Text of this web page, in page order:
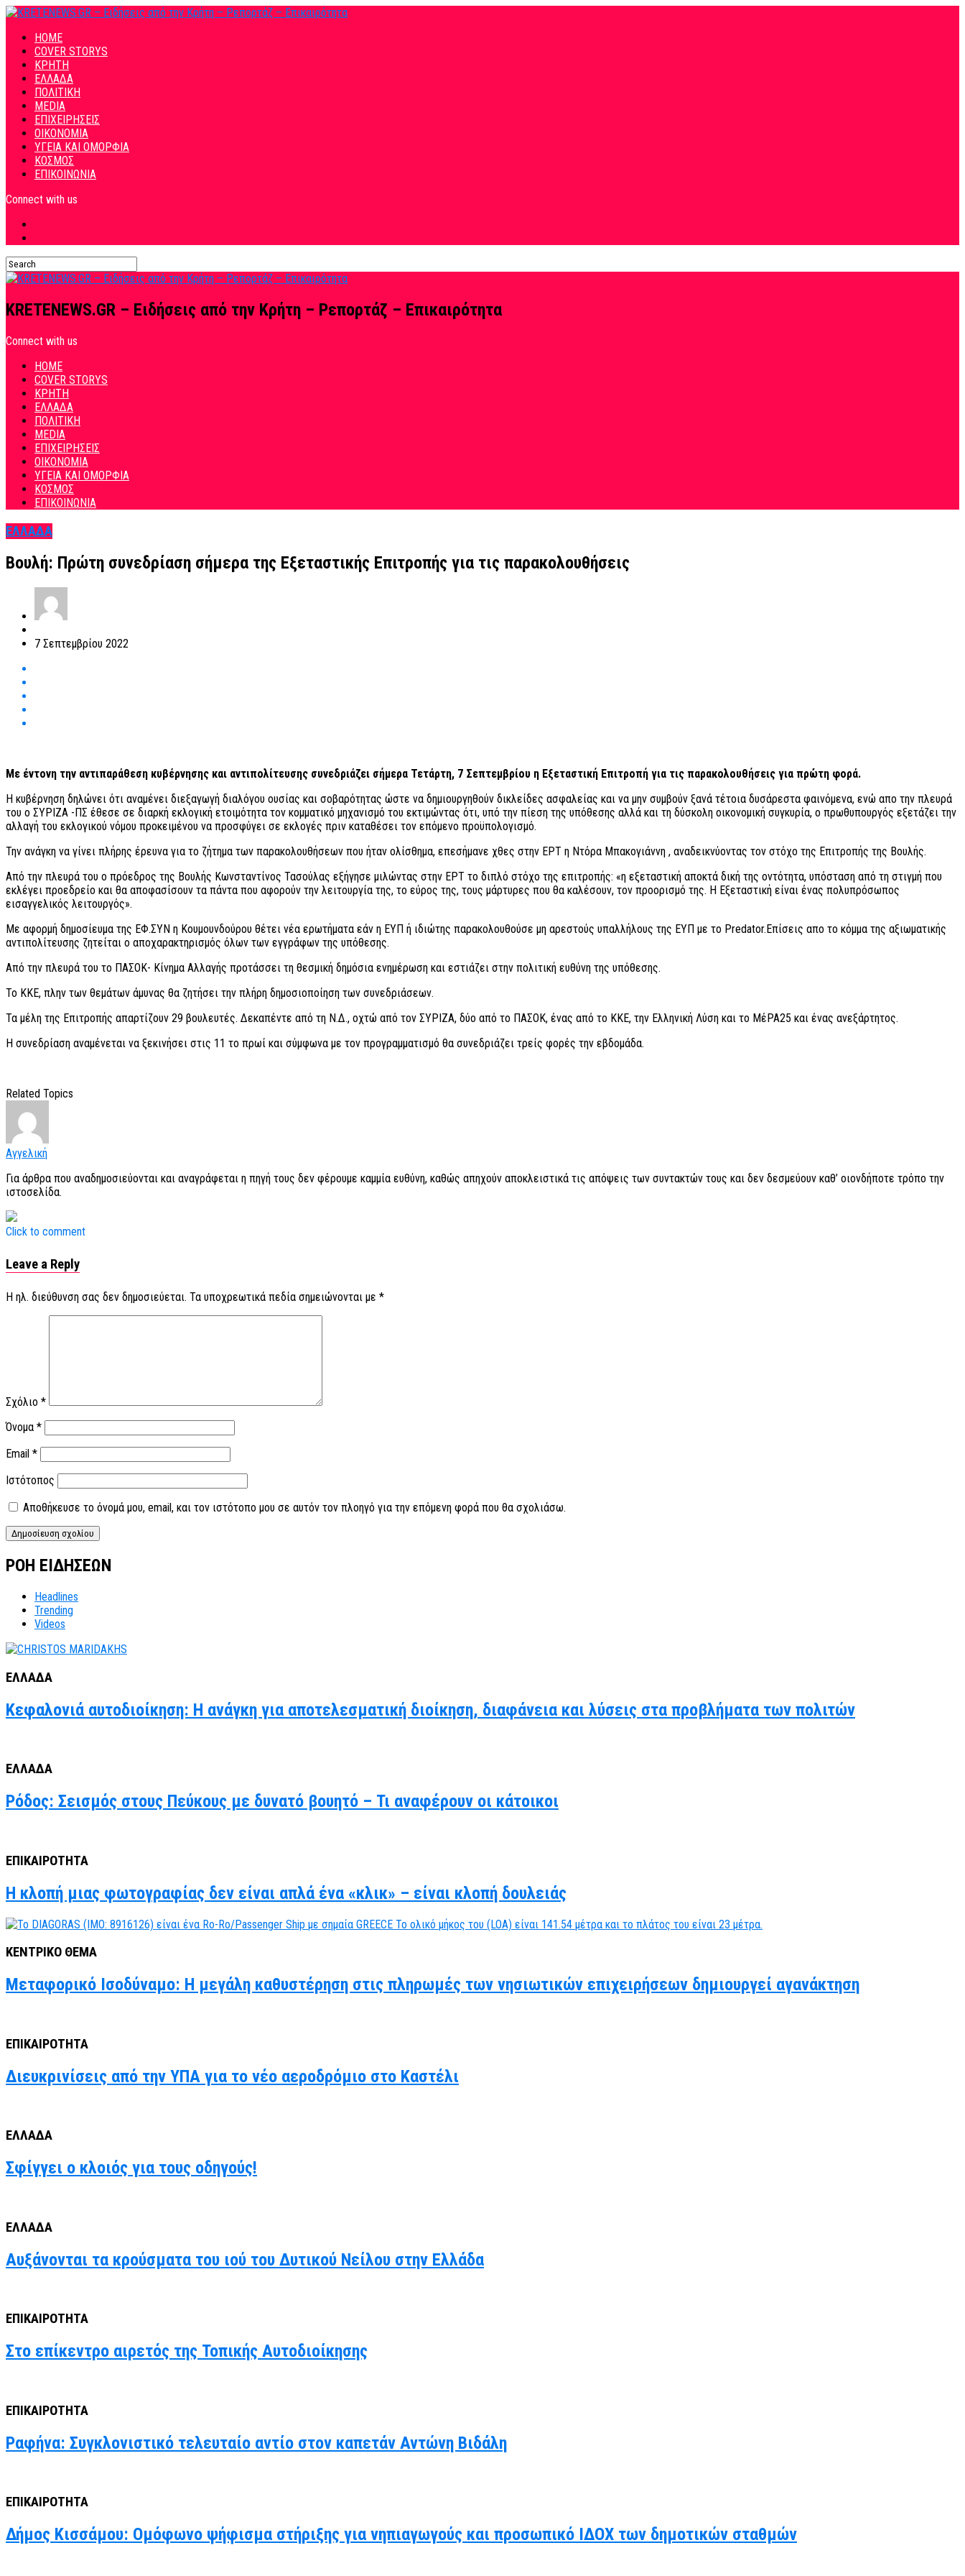
HOME
COVER STORYS
ΚΡΗΤΗ
ΕΛΛΑΔΑ
ΠΟΛΙΤΙΚΗ
MEDIA
ΕΠΙΧΕΙΡΗΣΕΙΣ
ΟΙΚΟΝΟΜΙΑ
ΥΓΕΙΑ ΚΑΙ ΟΜΟΡΦΙΑ
ΚΟΣΜΟΣ
ΕΠΙΚΟΙΝΩΝΙΑ
Connect with us
KRETENEWS.GR – Ειδήσεις από την Κρήτη – Ρεπορτάζ – Επικαιρότητα
Connect with us
HOME
COVER STORYS
ΚΡΗΤΗ
ΕΛΛΑΔΑ
ΠΟΛΙΤΙΚΗ
MEDIA
ΕΠΙΧΕΙΡΗΣΕΙΣ
ΟΙΚΟΝΟΜΙΑ
ΥΓΕΙΑ ΚΑΙ ΟΜΟΡΦΙΑ
ΚΟΣΜΟΣ
ΕΠΙΚΟΙΝΩΝΙΑ
ΕΛΛΑΔΑ
Βουλή: Πρώτη συνεδρίαση σήμερα της Εξεταστικής Επιτροπής για τις παρακολουθήσεις
7 Σεπτεμβρίου 2022
Με έντονη την αντιπαράθεση κυβέρνησης και αντιπολίτευσης συνεδριάζει σήμερα Τετάρτη, 7 Σεπτεμβρίου η Εξεταστική Επιτροπή για τις παρακολουθήσεις για πρώτη φορά.
Η κυβέρνηση δηλώνει ότι αναμένει διεξαγωγή διαλόγου ουσίας και σοβαρότητας ώστε να δημιουργηθούν δικλείδες ασφαλείας και να μην συμβούν ξανά τέτοια δυσάρεστα φαινόμενα, ενώ απο την πλευρά
του ο ΣΥΡΙΖΑ -ΠΣ έθεσε σε διαρκή εκλογική ετοιμότητα τον κομματικό μηχανισμό του εκτιμώντας ότι, υπό την πίεση της υπόθεσης αλλά και τη δύσκολη οικονομική συγκυρία, ο πρωθυπουργός εξετάζει την
αλλαγή του εκλογικού νόμου προκειμένου να προσφύγει σε εκλογές πριν καταθέσει τον επόμενο προϋπολογισμό.
Την ανάγκη να γίνει πλήρης έρευνα για το ζήτημα των παρακολουθήσεων που ήταν ολίσθημα, επεσήμανε χθες στην ΕΡΤ η Ντόρα Μπακογιάννη , αναδεικνύοντας τον στόχο της Επιτροπής της Βουλής.
Από την πλευρά του ο πρόεδρος της Βουλής Κωνσταντίνος Τασούλας εξήγησε μιλώντας στην ΕΡΤ το διπλό στόχο της επιτροπής: «η εξεταστική αποκτά δική της οντότητα, υπόσταση από τη στιγμή που
εκλέγει προεδρείο και θα αποφασίσουν τα πάντα που αφορούν την λειτουργία της, το εύρος της, τους μάρτυρες που θα καλέσουν, τον προορισμό της. H Εξεταστική είναι ένας πολυπρόσωπος
εισαγγελικός λειτουργός».
Με αφορμή δημοσίευμα της ΕΦ.ΣΥΝ η Κουμουνδούρου θέτει νέα ερωτήματα εάν η ΕΥΠ ή ιδιώτης παρακολουθούσε μη αρεστούς υπαλλήλους της ΕΥΠ με το Predator.Επίσεις απο το κόμμα της αξιωματικής
αντιπολίτευσης ζητείται ο αποχαρακτηρισμός όλων των εγγράφων της υπόθεσης.
Από την πλευρά του το ΠΑΣΟΚ- Κίνημα Αλλαγής προτάσσει τη θεσμική δημόσια ενημέρωση και εστιάζει στην πολιτική ευθύνη της υπόθεσης.
Το ΚΚΕ, πλην των θεμάτων άμυνας θα ζητήσει την πλήρη δημοσιοποίηση των συνεδριάσεων.
Τα μέλη της Επιτροπής απαρτίζουν 29 βουλευτές. Δεκαπέντε από τη Ν.Δ., οχτώ από τον ΣΥΡΙΖΑ, δύο από το ΠΑΣΟΚ, ένας από το ΚΚΕ, την Ελληνική Λύση και το ΜέΡΑ25 και ένας ανεξάρτητος.
Η συνεδρίαση αναμένεται να ξεκινήσει στις 11 το πρωί και σύμφωνα με τον προγραμματισμό θα συνεδριάζει τρείς φορές την εβδομάδα.
Related Topics
Αγγελική
Για άρθρα που αναδημοσιεύονται και αναγράφεται η πηγή τους δεν φέρουμε καμμία ευθύνη, καθώς απηχούν αποκλειστικά τις απόψεις των συντακτών τους και δεν δεσμεύουν καθ’ οιονδήποτε τρόπο την
ιστοσελίδα.
Click to comment
Leave a Reply
Η ηλ. διεύθυνση σας δεν δημοσιεύεται. Τα υποχρεωτικά πεδία σημειώνονται με *
Σχόλιο *
Όνομα *
Email *
Ιστότοπος
Αποθήκευσε το όνομά μου, email, και τον ιστότοπο μου σε αυτόν τον πλοηγό για την επόμενη φορά που θα σχολιάσω.
ΡΟΗ ΕΙΔΗΣΕΩΝ
Headlines
Trending
Videos
ΕΛΛΑΔΑ
Κεφαλονιά αυτοδιοίκηση: Η ανάγκη για αποτελεσματική διοίκηση, διαφάνεια και λύσεις στα προβλήματα των πολιτών
ΕΛΛΑΔΑ
Ρόδος: Σεισμός στους Πεύκους με δυνατό βουητό – Τι αναφέρουν οι κάτοικοι
ΕΠΙΚΑΙΡΟΤΗΤΑ
Η κλοπή μιας φωτογραφίας δεν είναι απλά ένα «κλικ» – είναι κλοπή δουλειάς
ΚΕΝΤΡΙΚΟ ΘΕΜΑ
Μεταφορικό Ισοδύναμο: Η μεγάλη καθυστέρηση στις πληρωμές των νησιωτικών επιχειρήσεων δημιουργεί αγανάκτηση
ΕΠΙΚΑΙΡΟΤΗΤΑ
Διευκρινίσεις από την ΥΠΑ για το νέο αεροδρόμιο στο Καστέλι
ΕΛΛΑΔΑ
Σφίγγει ο κλοιός για τους οδηγούς!
ΕΛΛΑΔΑ
Αυξάνονται τα κρούσματα του ιού του Δυτικού Νείλου στην Ελλάδα
ΕΠΙΚΑΙΡΟΤΗΤΑ
Στο επίκεντρο αιρετός της Τοπικής Αυτοδιοίκησης
ΕΠΙΚΑΙΡΟΤΗΤΑ
Ραφήνα: Συγκλονιστικό τελευταίο αντίο στον καπετάν Αντώνη Βιδάλη
ΕΠΙΚΑΙΡΟΤΗΤΑ
Δήμος Κισσάμου: Ομόφωνο ψήφισμα στήριξης για νηπιαγωγούς και προσωπικό ΙΔΟΧ των δημοτικών σταθμών